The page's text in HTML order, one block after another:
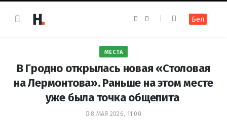
e
k
t
a
m
Бел
МЕСТА
В Гродно открылась новая «Столовая
на Лермонтова». Раньше на этом месте
уже была точка общепита
8 МАЯ 2026, 11:00